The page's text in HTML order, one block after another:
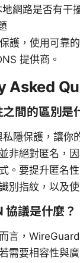
網路是否有干
護，使用可靠
提供商。
Asked
間的區別是
隱保護，讓你
非絕對匿名，
。要提升匿名
別指紋，以及
協議是什麼？
言，
需要相容性與廣